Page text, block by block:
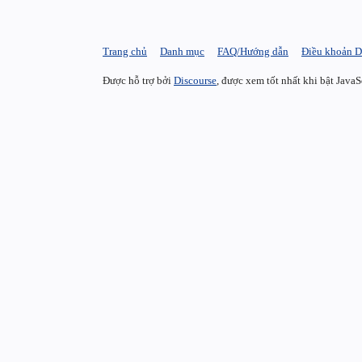
Trang chủ Danh mục FAQ/Hướng dẫn Điều khoản
Được hỗ trợ bởi Discourse , được xem tốt nhất khi bật